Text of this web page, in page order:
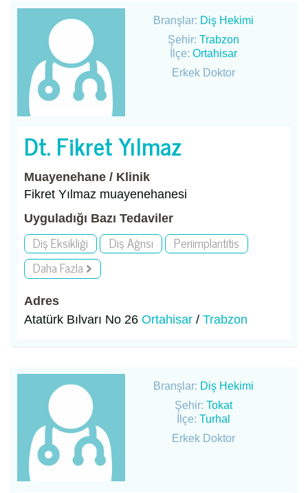
Branşlar: Diş Hekimi
Şehir:Trabzon
İlçe:Ortahisar
Erkek Doktor
Dt. Fikret Yılmaz
Muayenehane / Klinik
Fikret Yılmaz muayenehanesi
Uyguladığı Bazı Tedaviler
Diş Eksikliği Diş Ağrısı
Periimplantitis
Daha Fazla
Adres
Atatürk Bılvarı No 26 Ortahisar / Trabzon
Branşlar: Diş Hekimi
Şehir:Tokat
İlçe:Turhal
Erkek Doktor